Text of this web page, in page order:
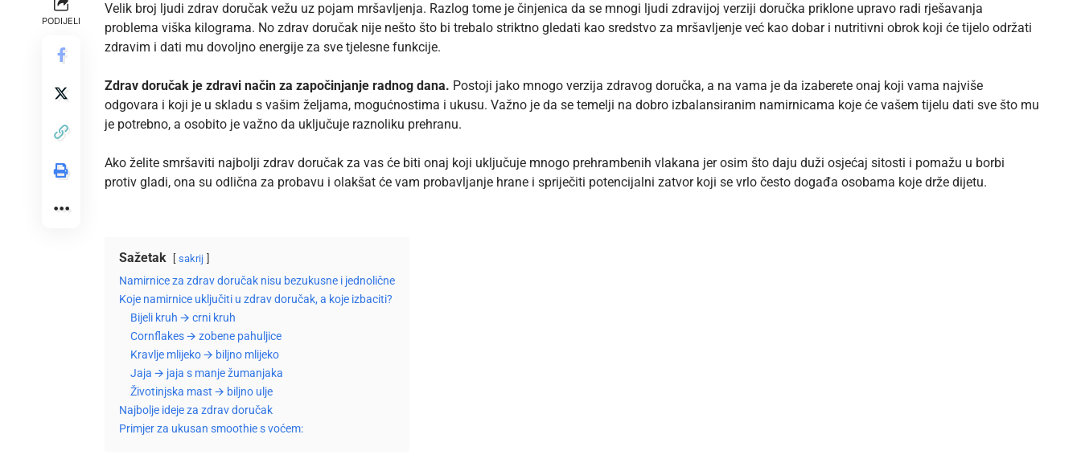
PODIJELI
Velik broj ljudi zdrav doručak vežu uz pojam mršavljenja. Razlog tome je činjenica da se mnogi ljudi zdravijoj verziji doručka priklone upravo radi rješavanja
problema viška kilograma. No zdrav doručak nije nešto što bi trebalo striktno gledati kao sredstvo za mršavljenje već kao dobar i nutritivni obrok koji će tijelo održati
zdravim i dati mu dovoljno energije za sve tjelesne funkcije.
Zdrav doručak je zdravi način za započinjanje radnog dana. Postoji jako mnogo verzija zdravog doručka, a na vama je da izaberete onaj koji vama najviše
odgovara i koji je u skladu s vašim željama, mogućnostima i ukusu. Važno je da se temelji na dobro izbalansiranim namirnicama koje će vašem tijelu dati sve što mu
je potrebno, a osobito je važno da uključuje raznoliku prehranu.
Ako želite smršaviti najbolji zdrav doručak za vas će biti onaj koji uključuje mnogo prehrambenih vlakana jer osim što daju duži osjećaj sitosti i pomažu u borbi
protiv gladi, ona su odlična za probavu i olakšat će vam probavljanje hrane i spriječiti potencijalni zatvor koji se vrlo često događa osobama koje drže dijetu.
Sažetak sakrij
Namirnice za zdrav doručak nisu bezukusne i jednolične
Koje namirnice uključiti u zdrav doručak, a koje izbaciti?
Bijeli kruh 🡪 crni kruh
Cornflakes 🡪 zobene pahuljice
Kravlje mlijeko 🡪 biljno mlijeko
Jaja 🡪 jaja s manje žumanjaka
Životinjska mast 🡪 biljno ulje
Najbolje ideje za zdrav doručak
Primjer za ukusan smoothie s voćem: